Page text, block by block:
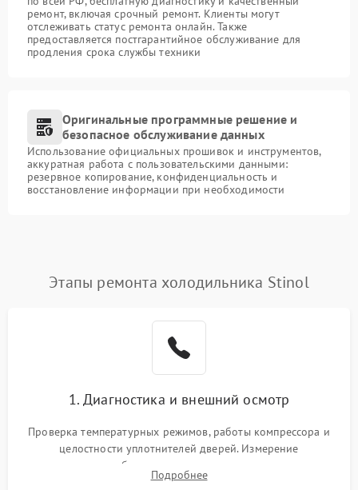
ремонт, включая срочный ремонт. Клиенты могут
отслеживать статус ремонта онлайн. Также
предоставляется постгарантийное обслуживание для
продления срока службы техники
Оригинальные программные решение и
безопасное обслуживание данных
Использование официальных прошивок и инструментов,
аккуратная работа с пользовательскими данными:
резервное копирование, конфиденциальность и
восстановление информации при необходимости
Этапы ремонта холодильника Stinol
1. Диагностика и внешний осмотр
Проверка температурных режимов, работы компрессора и
целостности уплотнителей дверей. Измерение
сопротивления обмоток мотора, проверка термостата и
считывание кодов ошибок с электронного дисплея.
Подробнее